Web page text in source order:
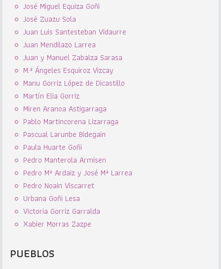
José Miguel Equiza Goñi
José Zuazu Sola
Juan Luis Santesteban Vidaurre
Juan Mendilazo Larrea
Juan y Manuel Zabalza Sarasa
M.ª Ángeles Esquiroz Vizcay
Manu Gorriz López de Dicastillo
Martín Elia Gorriz
Miren Aranoa Astigarraga
Pablo Martincorena Lizarraga
Pascual Larunbe Bidegain
Paula Huarte Goñi
Pedro Manterola Armisen
Pedro Mª Ardaiz y José Mª Larrea
Pedro Noain Viscarret
Urbana Goñi Lesa
Victoria Gorriz Garralda
Xabier Morras Zazpe
PUEBLOS